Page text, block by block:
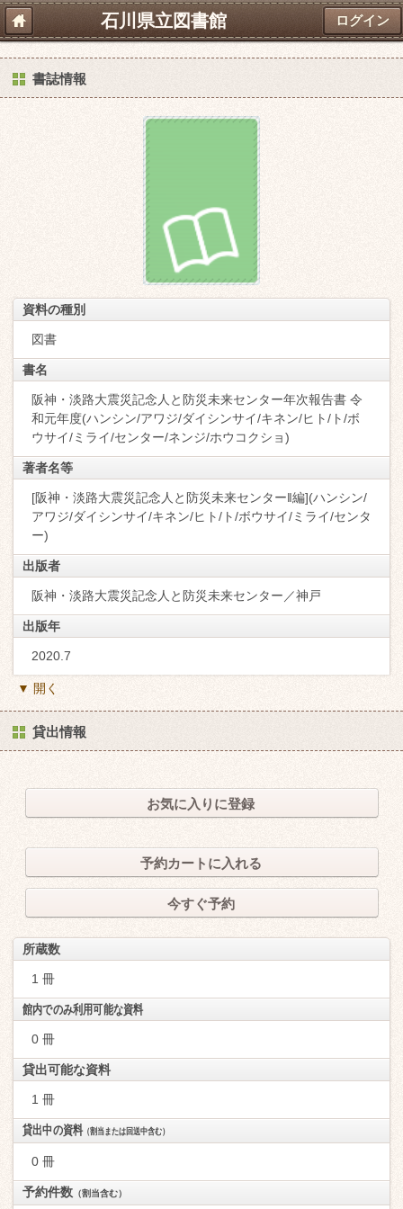
石川県立図書館 ログイン
書誌情報
資料の種別
図書
書名
阪神・淡路大震災記念人と防災未来センター年次報告書 令
和元年度(ハンシン/アワジ/ダイシンサイ/キネン/ヒト/ト/ボ
ウサイ/ミライ/センター/ネンジ/ホウコクショ)
著者名等
[阪神・淡路大震災記念人と防災未来センター‖編](ハンシン/
アワジ/ダイシンサイ/キネン/ヒト/ト/ボウサイ/ミライ/センタ
ー)
出版者
阪神・淡路大震災記念人と防災未来センター／神戸
出版年
2020.7
▼ 開く
貸出情報
お気に入りに登録
予約カートに入れる
今すぐ予約
所蔵数
1 冊
館内でのみ利用可能な資料
0 冊
貸出可能な資料
1 冊
貸出中の資料（割当または回送中含む）
0 冊
予約件数 （割当含む）